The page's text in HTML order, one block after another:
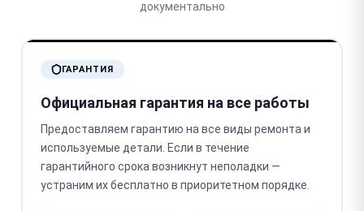
документально
ГАРАНТИЯ
Официальная гарантия на все работы
Предоставляем гарантию на все виды ремонта и
используемые детали. Если в течение
гарантийного срока возникнут неполадки —
устраним их бесплатно в приоритетном порядке.